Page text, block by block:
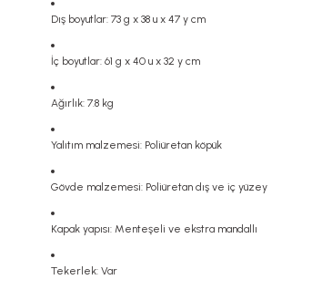
Dış boyutlar: 73 g x 38 u x 47 y cm
İç boyutlar: 61 g x 40 u x 32 y cm
Ağırlık: 7.8 kg
Yalıtım malzemesi: Poliüretan köpük
Gövde malzemesi: Poliüretan dış ve iç yüzey
Kapak yapısı: Menteşeli ve ekstra mandallı
Tekerlek: Var